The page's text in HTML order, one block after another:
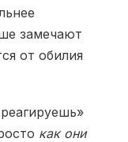
замечают
от обилия
как они